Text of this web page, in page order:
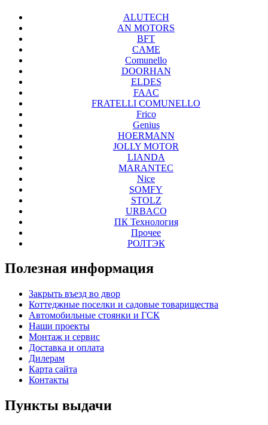
ALUTECH
AN MOTORS
BFT
CAME
Comunello
DOORHAN
ELDES
FAAC
FRATELLI COMUNELLO
Frico
Genius
HOERMANN
JOLLY MOTOR
LIANDA
MARANTEC
Nice
SOMFY
STOLZ
URBACO
ПК Технология
Прочее
РОЛТЭК
Полезная информация
Закрыть въезд во двор
Коттеджные поселки и садовые товарищества
Автомобильные стоянки и ГСК
Наши проекты
Монтаж и сервис
Доставка и оплата
Дилерам
Карта сайта
Контакты
Пункты выдачи